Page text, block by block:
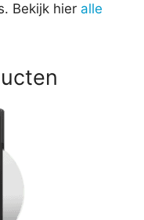
Bekijk hier alle